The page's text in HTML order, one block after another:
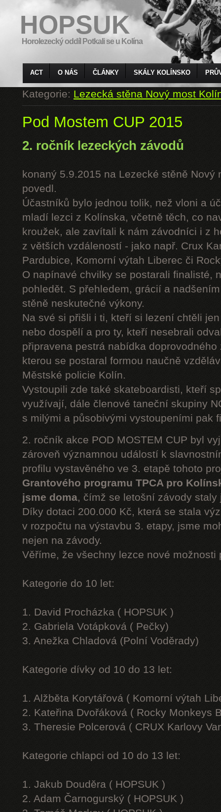
HOPSUK
Horolezecký oddíl Potkali se u Kolína
ACT O NÁS ČLÁNKY SKÁLY KOLÍNSKO
Kategorie:Lezecká stěna Nový most
Pod Mostem CUP 2015
2. ročník lezeckých závodů
konaný 5.9.2015 na Lezecké stěně Nový
povedl.
Účastníků bylo jednou tolik, než vloni a
mladí lezci z Kolínska, včetně těch, co
kroužek, ale zavítali k nám závodníci i z
z větších vzdáleností - jako např. Crux
Pardubice, Komorní výtah Liberec či
O napínavé chvilky se postarali finalisté,
pohledět. S přehledem, grácií a
stěně neskutečné výkony.
Na své si přišli i ti, kteří si lezení chtěli
nebo dospělí a pro ty, kteří nesebrali
připravena pestrá nabídka
kterou se postaral formou naučně
Městské policie Kolín.
Vystoupili zde také skateboardisti, kteří
využívají, dále členové taneční skupiny
s milými a působivými vystoupeními pak
2. ročník akce POD MOSTEM CUP byl
zároveň významnou událostí k
profilu vystavěného ve 3. etapě tohoto
Grantového programu TPCA pro
jsme doma, čímž se letošní závody
Díky dotaci 200.000 Kč, která se stala
v rozpočtu na výstavbu 3. etapy, jsme
nejen na závody.
Věříme, že všechny lezce nové možnosti
Kategorie do 10 let:
1. David Procházka ( HOPSUK )
2. Gabriela Votápková ( Pečky)
3. Anežka Chladová (Polní Voděrady)
Kategorie dívky od 10 do 13 let:
1. Alžběta Korytářová ( Komorní výtah
2. Kateřina Dvořáková ( Rocky Monkeys
3. Theresie Polcerová ( CRUX Karlovy
Kategorie chlapci od 10 do 13 let:
1. Jakub Douděra ( HOPSUK )
2. Adam Čarnogurský ( HOPSUK )